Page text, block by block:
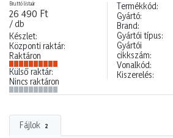
Bruttó listaár
26 490 Ft
/ db
Készlet:
Központi raktár:
Raktáron
Külső raktár:
Nincs raktáron
Termékkód:
Gyártó:
Brand:
Gyártói típus:
Gyártói
cikkszám:
Vonalkód:
Kiszerelés:
Fájlok 2